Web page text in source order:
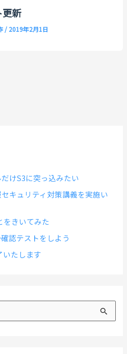
新
/ 2019年2月1日
けS3に突っ込みたい
キュリティ対策講義を実施い
をきいてみた
認テストをしよう
いたします